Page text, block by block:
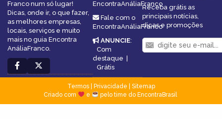
Franco num só lugar!
Dicas, onde ir, o que fazer,
as melhores empresas,
locais, serviços e muito
mais no guia Encontra
AnáliaFranco.
EncontraAnáliaFranco
Fale com o
EncontraAnáliaFranco
ANUNCIE:
Com
destaque
Grátis
Receba grátis as
principais notícias,
dicas e promoções
Termos| Privacidade
Sitemap
Criado com
e pelo time do EncontraBrasil